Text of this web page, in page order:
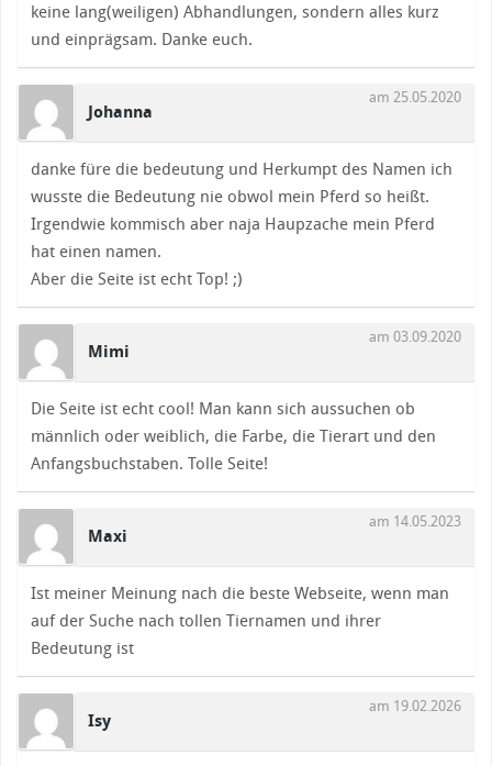
keine lang(weiligen) Abhandlungen, sondern alles kurz
und einprägsam. Danke euch.
Johanna
am 25.05.2020
danke füre die bedeutung und Herkumpt des Namen ich
wusste die Bedeutung nie obwol mein Pferd so heißt.
Irgendwie kommisch aber naja Haupzache mein Pferd
hat einen namen.
Aber die Seite ist echt Top! ;)
Mimi
am 03.09.2020
Die Seite ist echt cool! Man kann sich aussuchen ob
männlich oder weiblich, die Farbe, die Tierart und den
Anfangsbuchstaben. Tolle Seite!
Maxi
am 14.05.2023
Ist meiner Meinung nach die beste Webseite, wenn man
auf der Suche nach tollen Tiernamen und ihrer
Bedeutung ist
Isy
am 19.02.2026